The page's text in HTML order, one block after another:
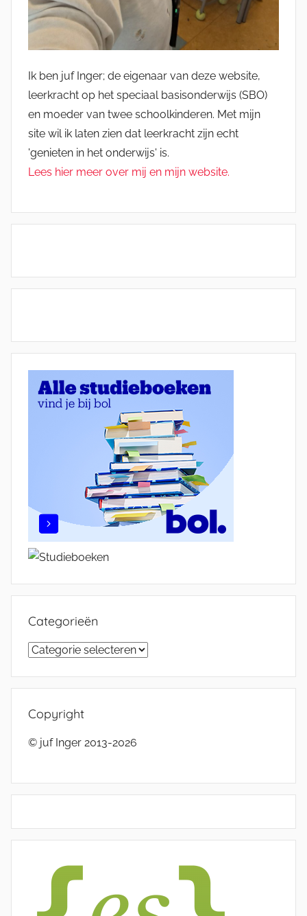
Ik ben juf Inger; de eigenaar van deze website,
leerkracht op het speciaal basisonderwijs (SBO)
en moeder van twee schoolkinderen. Met mijn
site wil ik laten zien dat leerkracht zijn echt
'genieten in het onderwijs' is.
Lees hier meer over mij en mijn website.
Categorieën
Categorieën
Copyright
© juf Inger 2013-2026